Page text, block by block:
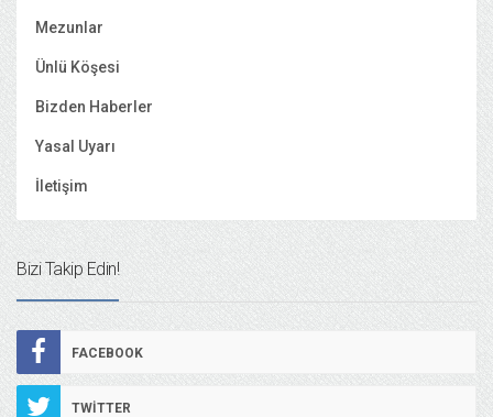
Mezunlar
Ünlü Köşesi
Bizden Haberler
Yasal Uyarı
İletişim
Bizi Takip Edin!
FACEBOOK
TWITTER